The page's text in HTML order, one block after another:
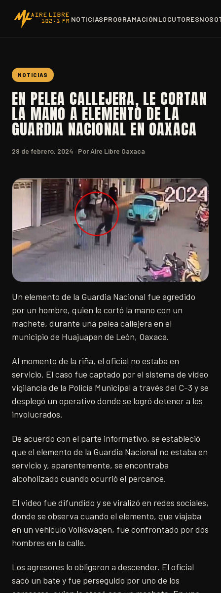
NOTICIASPROGRAMACIÓNLOCUTORES
NOTICIAS
EN PELEA CALLEJERA, LE CORTAN
LA MANO A ELEMENTO DE LA
GUARDIA NACIONAL EN OAXACA
29 de febrero, 2024 · Por Aire Libre Oaxaca
Un elemento de la Guardia Nacional fue agredido
por un hombre, quien le cortó la mano con un
machete, durante una pelea callejera en el
municipio de Huajuapan de León, Oaxaca.
Al momento de la riña, el oficial no estaba en
servicio. El caso fue captado por el sistema de video
vigilancia de la Policía Municipal a través del C-3 y se
desplegó un operativo donde se logró detener a los
involucrados.
De acuerdo con el parte informativo, se estableció
que el elemento de la Guardia Nacional no estaba en
servicio y, aparentemente, se encontraba
alcoholizado cuando ocurrió el percance.
El video fue difundido y se viralizó en redes sociales,
donde se observa cuando el elemento, que viajaba
en un vehículo Volkswagen, fue confrontado por dos
hombres en la calle.
Los agresores lo obligaron a descender. El oficial
sacó un bate y fue perseguido por uno de los